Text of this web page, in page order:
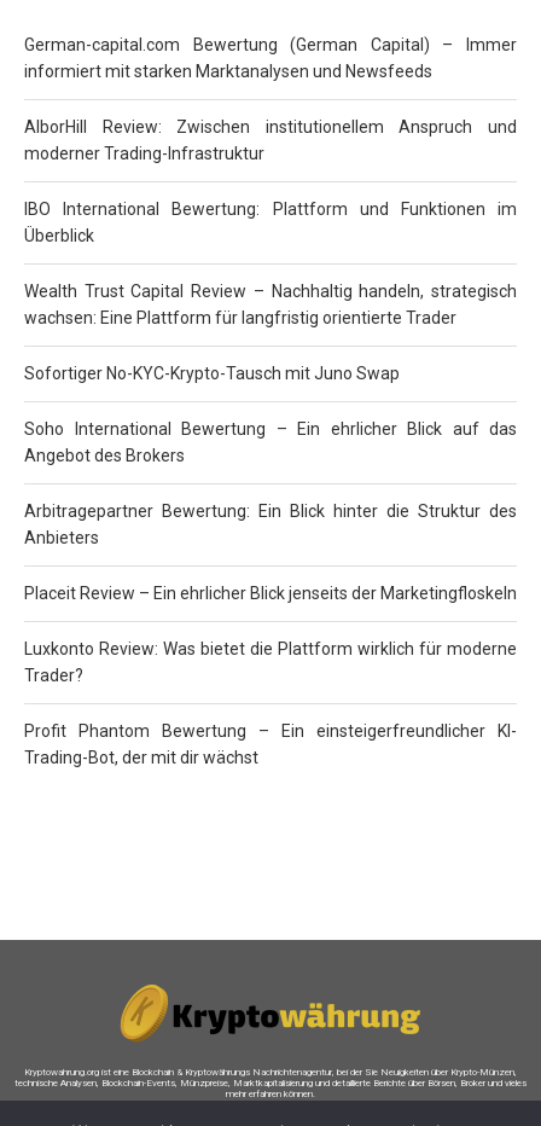
German-capital.com Bewertung (German Capital) – Immer
informiert mit starken Marktanalysen und Newsfeeds
AlborHill Review: Zwischen institutionellem Anspruch und
moderner Trading-Infrastruktur
IBO International Bewertung: Plattform und Funktionen im
Überblick
Wealth Trust Capital Review – Nachhaltig handeln, strategisch
wachsen: Eine Plattform für langfristig orientierte Trader
Sofortiger No-KYC-Krypto-Tausch mit Juno Swap
Soho International Bewertung – Ein ehrlicher Blick auf das
Angebot des Brokers
Arbitragepartner Bewertung: Ein Blick hinter die Struktur des
Anbieters
Placeit Review – Ein ehrlicher Blick jenseits der Marketingfloskeln
Luxkonto Review: Was bietet die Plattform wirklich für moderne
Trader?
Profit Phantom Bewertung – Ein einsteigerfreundlicher KI-
Trading-Bot, der mit dir wächst
Kryptowahrung.org ist eine Blockchain & Kryptowährungs Nachrichtenagentur, bei der Sie Neuigkeiten über Krypto-Münzen,
technische Analysen, Blockchain-Events, Münzpreise, Marktkapitalisierung und detaillierte Berichte über Börsen, Broker und vieles
mehr erfahren können.